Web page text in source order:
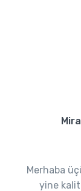
Merhaba
yine